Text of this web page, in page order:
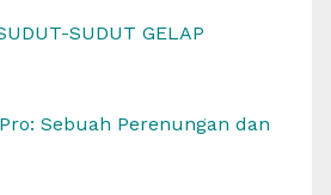
SUDUT GELAP
Sebuah Perenungan dan